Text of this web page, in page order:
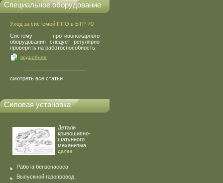
Специальное оборудование
Уход за системой ППО в БТР-70
Систему противопожарного
оборудования следует регулярно
проверять на работоспособность.
подробнее
смотреть все статьи
Силовая установка
Детали
кривошипно-
шатунного
механизма
далее
Работа бензонасоса
Выпускной газопровод